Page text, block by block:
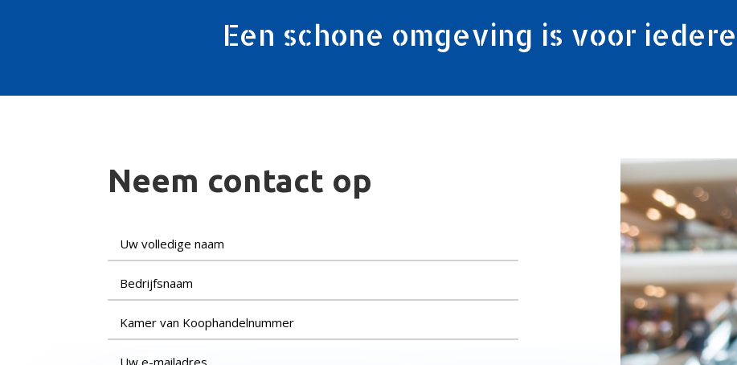
Een schone omgeving is voor
Neem contact op